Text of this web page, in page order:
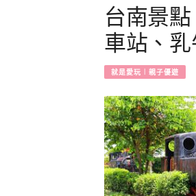
台南景
車站、
就是愛玩︱親子優遊